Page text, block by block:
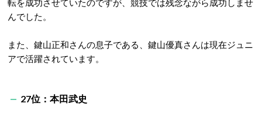
転を成功させていたのですが、競技では残念ながら成功しませ
んでした。
また、鍵山正和さんの息子である、鍵山優真さんは現在ジュニ
アで活躍されています。
27位：本田武史